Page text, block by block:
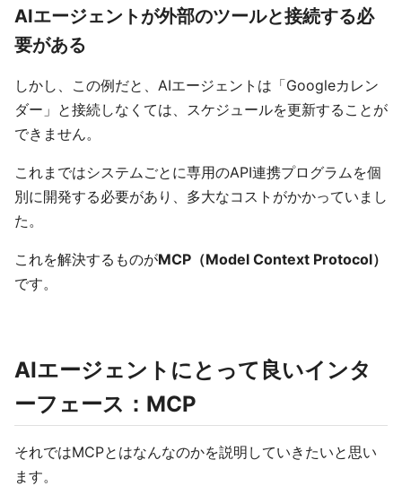
AIエージェントが外部のツールと接続する必
要がある
しかし、この例だと、AIエージェントは「Googleカレン
ダー」と接続しなくては、スケジュールを更新することが
できません。
これまではシステムごとに専用のAPI連携プログラムを個
別に開発する必要があり、多大なコストがかかっていまし
た。
これを解決するものがMCP（Model Context Protocol）
です。
AIエージェントにとって良いインタ
ーフェース：MCP
それではMCPとはなんなのかを説明していきたいと思い
ます。